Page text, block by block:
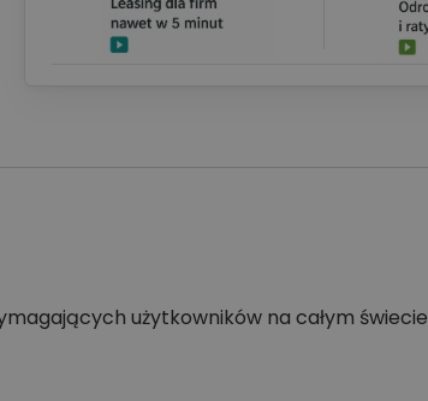
użytkowników na całym świecie